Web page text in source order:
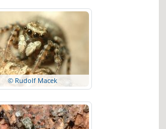
© Rudolf Macek